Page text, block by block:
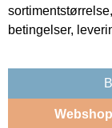
betingelser,
Webshop